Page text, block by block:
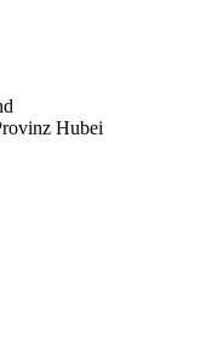
Hubei